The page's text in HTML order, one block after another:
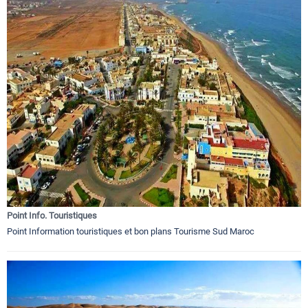
Point Info. Touristiques
Point Information touristiques et bon plans Tourisme Sud Maroc